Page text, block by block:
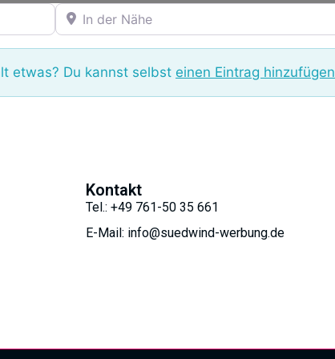
In der Nähe
etwas? Du kannst selbst einen Eintrag hinzufügen
Kontakt
Tel.: +49 761-50 35 661
E-Mail: info@suedwind-werbung.de